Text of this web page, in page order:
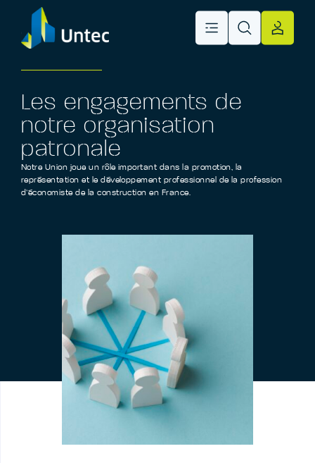
Les engagements de
notre organisation
patronale
Notre Union joue un rôle important dans la promotion, la
représentation et le développement professionnel de la profession
d’économiste de la construction en France.